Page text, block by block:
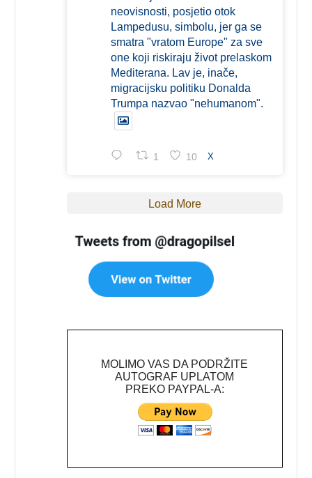
neovisnosti, posjetio otok
Lampedusu, simbolu, jer ga se
smatra "vratom Europe" za sve
one koji riskiraju život prelaskom
Mediterana. Lav je, inače,
migracijsku politiku Donalda
Trumpa nazvao "nehumanom".
1 10 X
Load More
MOLIMO VAS DA PODRŽITE
AUTOGRAF UPLATOM
PREKO PAYPAL-A: